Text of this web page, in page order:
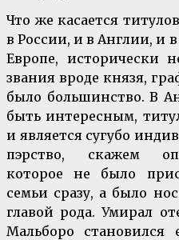
Что же касается
в России, и в Англии, и
Европе, исторически
звания вроде князя,
было большинство. В
быть интересным,
и является сугубо
пэрство, скажем
которое не было
семьи сразу, а было
главой рода. Умирал
Мальборо